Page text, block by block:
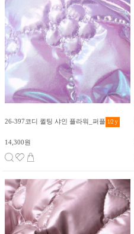
26-397코디 퀼팅 샤인 플라워_퍼플 1/2 y
14,300원